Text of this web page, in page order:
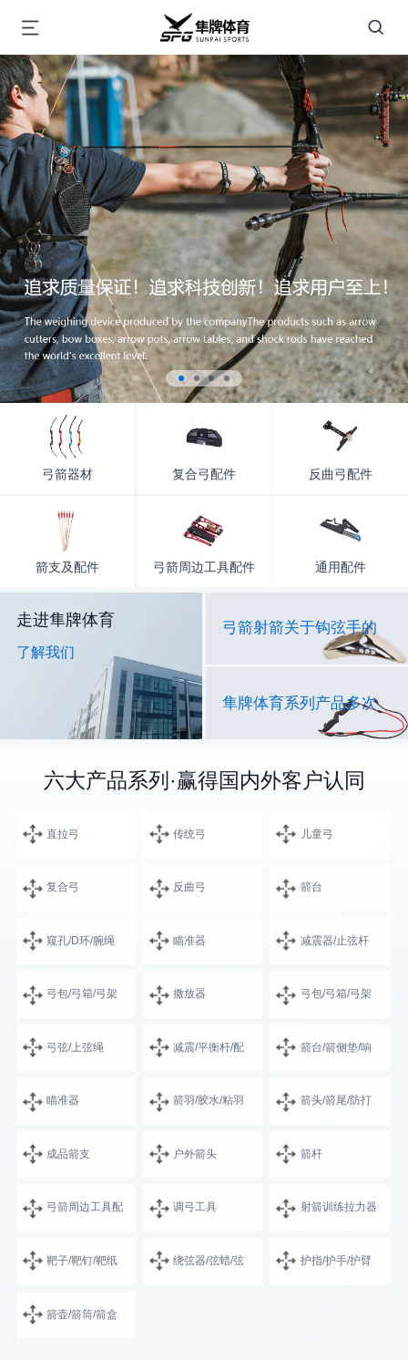
弓箭器材 复合弓配件 反曲弓配件
箭支及配件 弓箭周边工具配件 通用配件
走进隼牌体育
了解我们
弓箭射箭关于钩弦手的
隼牌体育系列产品多次
六大产品系列·赢得国内外客户认同
直拉弓 传统弓 儿童弓
复合弓 反曲弓 箭台
窥孔/D环/腕绳 瞄准器 减震器/止弦杆
弓包/弓箱/弓架 撒放器 弓包/弓箱/弓架
弓弦/上弦绳 减震/平衡杆/配 箭台/箭侧垫/响
瞄准器 箭羽/胶水/粘羽 箭头/箭尾/防打
成品箭支 户外箭头 箭杆
弓箭周边工具配 调弓工具 射箭训练拉力器
靶子/靶钉/靶纸 绕弦器/弦蜡/弦 护指/护手/护臂
箭壶/箭筒/箭盒